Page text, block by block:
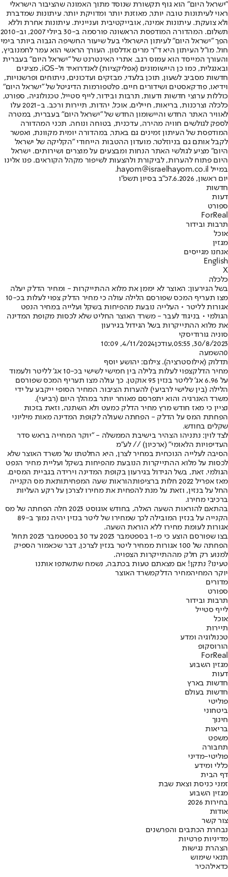
"ישראל היום" הוא גוף תקשורת שנוסד מתוך האמונה שהציבור הישראלי
ראוי לעיתונות טובה יותר, מאוזנת יותר ומדויקת יותר. עיתונות שמדברת
ולא צועקת. עיתונות אמינה, אובייקטיבית ועניינית. עיתונות אחרת וללא
תשלום. המהדורה המודפסת הראשונה פורסמה ב-30 ביולי 2007, וב-2010
הפך "ישראל היום" לעיתון הישראלי בעל שיעור החשיפה הגבוה ביותר בימי
חול. מו"ל העיתון היא ד"ר מרים אדלסון. העורך הראשי הוא עמר לחמנוביץ,
והעורך המייסד הוא עמוס רגב. אתרי האינטרנט של "ישראל היום" בעברית
ובאנגלית, כמו כן היישומונים (אפליקציות) לאנדרואיד ול-iOS, מציגים
חדשות מסביב לשעון, תוכן בלעדי, מבזקים ועדכונים, ניתוחים ופרשנויות,
וידיאו, פודקאסטים ושידורים חיים. פלטפורמות הדיגיטל של "ישראל היום"
כוללות ערוצי חדשות ודעות, תרבות ובידור, לייף סטייל, טכנולוגיה, ספורט,
כלכלה וצרכנות, בריאות, חיילים, אוכל, יהדות, תיירות ורכב. ב-2021 עלו
לאוויר האתר החדש והיישומון החדש של "ישראל היום" בעברית, במטרה
לספק לגולשים חוויה מהירה, עדכנית, בטוחה ונוחה. תכני המהדורה
המודפסת של העיתון זמינים גם באתר, במהדורה יומית מקוונת, ואפשר
לקבל אותם גם בניוזלטר. מועדון ההטבות הייחודי "הקליקה של ישראל
היום" מציע לגולשי האתר הנחות ומבצעים על מוצרים ושירותים. ישראל
היום פתוח להערות, לביקורת ולהצעות לשיפור מקהל הקוראים. פנו אלינו
במייל hayom@israelhayom.co.il.
יום ראשון, 7.6.2026
כ"ב בסיון תשפ"ו
חדשות
דעות
ספורט
ForReal
תרבות ובידור
אוכל
מגזין
אנחנו מגייסים
English
X
כלכלה
בשל הגירעון: האוצר לא יממן את מלוא ההתייקרות - ומחיר הדלק יעלה
מצו תעריף המכס שפורסם הלילה עולה כי מחיר הדלק צפוי לעלות בכ-10
אגורות לליטר • העלייה נובעת מהפיחות בשקל ועלייה במחיר הנפט
הגולמי • בניגוד לעבר - משרד האוצר החליט שלא לכסות מקופת המדינה
את מלוא ההתייקרות בשל הגידול בגירעון
סוניה גורודיסקי
30/8/2023, 05:55
,עודכן4/11/2024, 10:09
0השמעה
תדלוק (אילוסטרציה). צילום: יהושע יוסף
מחיר הדלק
צפוי לעלות בלילה בין חמישי לשישי בכ-10 אג' לליטר ולעמוד
על 6.96 אג' לליטר בנזין 95 אוקטן. כך עולה מצו תעריף המכס שפורסם
הלילה (בין שלישי לרביעי) להערות הציבור. המחיר הסופי ייקבע על ידי
משרד האנרגיה והוא יתפרסם מאוחר יותר במהלך היום (רביעי).
נציין כי מאז חודש מרץ מחיר הדלק כמעט ולא השתנה, וזאת בזכות
הפחתת המס על הדלק - הפחתה שעולה לקופת המדינה מאות מיליוני
שקלים בחודש.
לצד לוין: נתניהו הצהיר בישיבת הממשלה - "יוקר המחייה בראש סדר
העדיפויות הלאומי" (ארכיון) // לע"מ
הסיבה לעלייה הנוכחית במחיר לצרן, היא החלטתו של משרד האוצר שלא
לכסות על מלוא ההתייקרות הנובעת מהפיחות בשקל ועליית מחיר הנפט
הגולמי. זאת, בשל הגידול בגירעון בקופת המדינה וירידה בגביית המסים.
מאז אפריל 2022 חלות ברציפות
הוראות שעה המפחיתותאת מס הקנייה
החל על בנזין, וזאת על מנת להפחית את מחירו לצרכן על רקע העליות
ברכיבי מחירו.
בהתאם להוראות השעה האלה, בחודש אוגוסט 2023 חלה הפחתה של מס
הקנייה על בנזין המובילה לכך שמחירו של ליטר בנזין יהיה נמוך ב-89
אגורות לעומת מחירו ללא הוראת השעה.
בצו שפורסם הוצע כי מ-1 בספטמבר 2023 עד 30 בספטמבר 2023 תחול
הפחתה של 100 אגורות ממחיר ליטר בנזין לצרכן, דבר שכאמור הספיק
למנוע רק חלק מההתייקרות הצפויה.
טעינו? נתקן! אם מצאתם טעות בכתבה, נשמח שתשתפו אותנו
יוקר המחיהמחיר הדלקמשרד האוצר
מדורים
ספורט
תרבות ובידור
לייף סטייל
אוכל
תיירות
טכנולוגיה ומדע
הורוסקופ
ForReal
מגזין השבוע
דעות
חדשות בארץ
חדשות בעולם
פוליטי
ביטחוני
חינוך
בריאות
משפט
תחבורה
פוליטי-מדיני
כללי ומידע
דף הבית
זמני כניסת וצאת שבת
מגזין השבוע
בחירות 2026
אודות
צור קשר
נבחרת הכתבים והפרשנים
מדיניות פרטיות
הצהרת נגישות
תנאי שימוש
כדאילהכיר